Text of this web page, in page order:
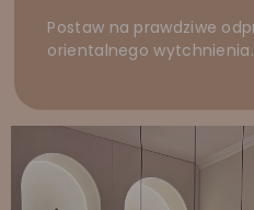
Postaw na prawdziwe
orientalnego wytchnienia.